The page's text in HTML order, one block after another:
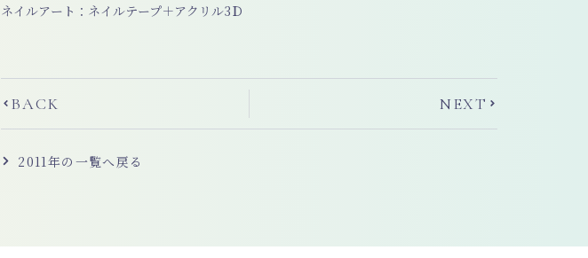
ネイルアート：ネイルテープ＋アクリル3Ｄ
BACK NEXT
2011 年の一覧へ戻る